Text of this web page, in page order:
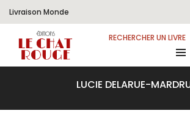
Livraison Monde
RECHERCHER UN LIVRE
LUCIE DELARUE-